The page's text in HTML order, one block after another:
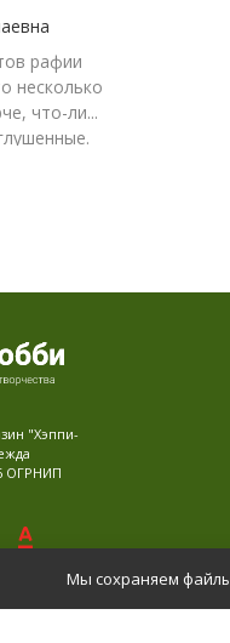
рафии
несколько
что-ли...
Мне
"Хэппи-
ОГРНИП
Карта сайта
Мы сохраняем